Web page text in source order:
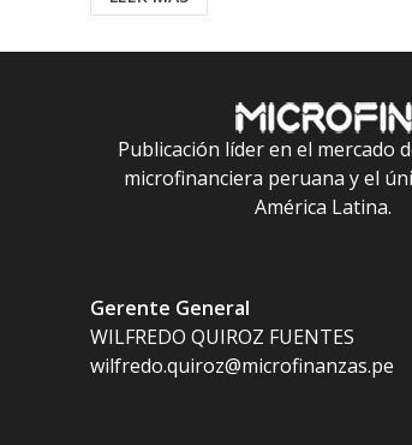
Publicación líder en el mercado
microfinanciera peruana y el
América Latina.
Gerente General
WILFREDO QUIROZ FUENTES
wilfredo.quiroz@microfinanzas.pe